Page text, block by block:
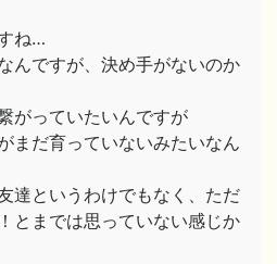
ね…
んですが、決め手がないのか
がっていたいんですが
まだ育っていないみたいなん
達というわけでもなく、ただ
とまでは思っていない感じか